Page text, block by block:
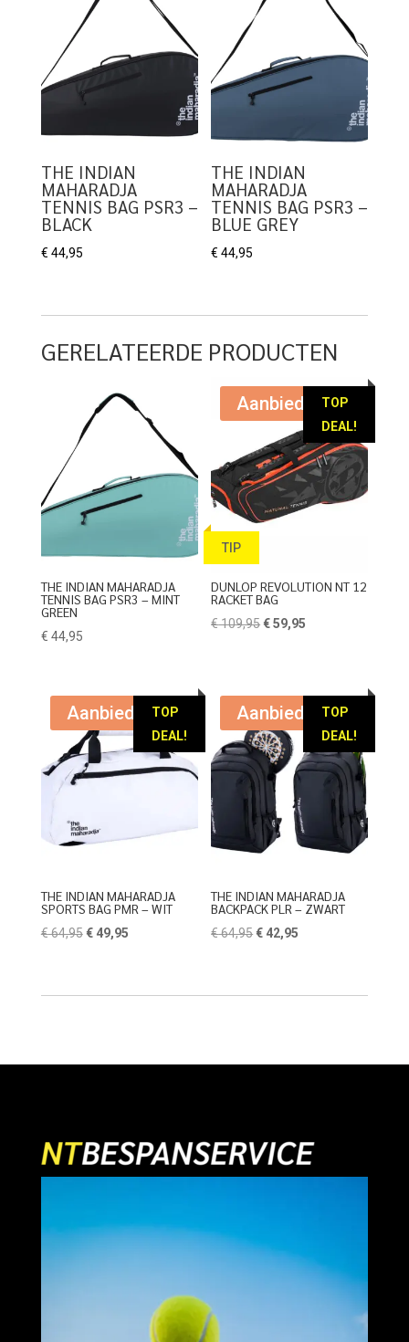
THE INDIAN
MAHARADJA
TENNIS BAG PSR3 –
BLACK
€ 44,95
THE INDIAN
MAHARADJA
TENNIS BAG PSR3 –
BLUE GREY
€ 44,95
GERELATEERDE PRODUCTEN
THE INDIAN MAHARADJA
TENNIS BAG PSR3 – MINT
GREEN
€ 44,95
TOP
DEAL!
TIP
Aanbieding!
DUNLOP REVOLUTION NT 12
RACKET BAG
€109,95Oorspronkelijke
€ 109,95.
€59,95
€ 59,95.
TOP
DEAL!
Aanbieding!
THE INDIAN MAHARADJA
SPORTS BAG PMR – WIT
€64,95 Oorspronkelijke
€49,95Huidige
TOP
DEAL!
Aanbieding!
THE INDIAN MAHARADJA
BACKPACK PLR – ZWART
€64,95Oorspronkelijke
€ 42,95